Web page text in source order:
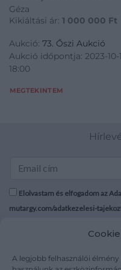
A legjobb felhasználói
Géza
Kikiáltási ár: 1 000 000 Ft
Aukció: 73. Őszi Aukció
Aukció időpontja: 2023-10-
18:00
MEGTEKINTEM
Elolvastam és elfogadom az
mutargy.com/adatkezelesi-
Médiaajánlat